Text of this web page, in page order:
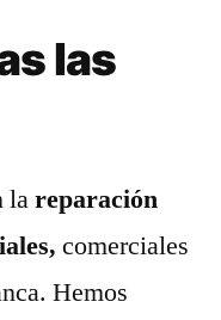
las
lareparación
comerciales
Hemos